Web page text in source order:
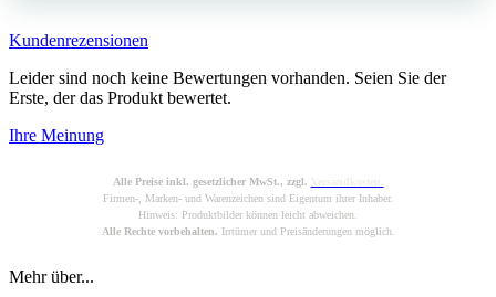
Kundenrezensionen
Leider sind noch keine Bewertungen vorhanden. Seien Sie der
Erste, der das Produkt bewertet.
Ihre Meinung
Alle Preise inkl. gesetzlicher MwSt., zzgl. Versandkosten.
Firmen-, Marken- und Warenzeichen sind Eigentum ihrer Inhaber.
Hinweis: Produktbilder können leicht abweichen.
Alle Rechte vorbehalten. Irrtümer und Preisänderungen möglich.
Mehr über...